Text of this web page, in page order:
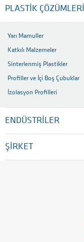
PLASTIK ÇÖZÜMLERI
Yarı Mamuller
Katkılı Malzemeler
Sinterlenmiş Plastikler
Profiller ve İçi Boş Çubuklar
İzolasyon Profilleri
ENDÜSTRİLER
ŞİRKET